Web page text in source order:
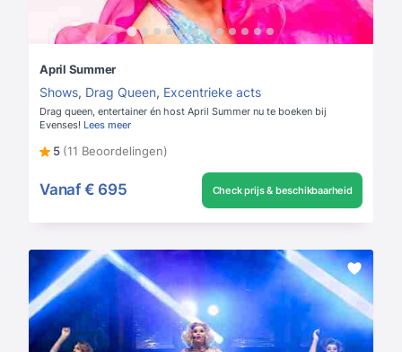
April Summer
Shows, Drag Queen, Excentrieke acts
Drag queen, entertainer én host April Summer nu te boeken bij
Evenses! Lees meer
5 (11 Beoordelingen)
Vanaf € 695 Check prijs & beschikbaarheid